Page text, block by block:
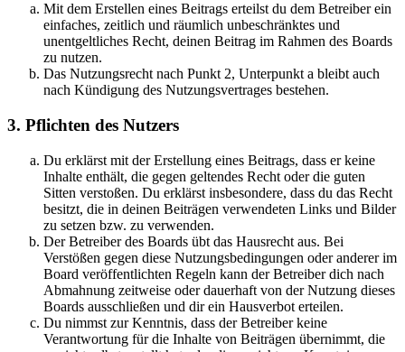
Mit dem Erstellen eines Beitrags erteilst du dem Betreiber ein
einfaches, zeitlich und räumlich unbeschränktes und
unentgeltliches Recht, deinen Beitrag im Rahmen des Boards
zu nutzen.
Das Nutzungsrecht nach Punkt 2, Unterpunkt a bleibt auch
nach Kündigung des Nutzungsvertrages bestehen.
3. Pflichten des Nutzers
Du erklärst mit der Erstellung eines Beitrags, dass er keine
Inhalte enthält, die gegen geltendes Recht oder die guten
Sitten verstoßen. Du erklärst insbesondere, dass du das Recht
besitzt, die in deinen Beiträgen verwendeten Links und Bilder
zu setzen bzw. zu verwenden.
Der Betreiber des Boards übt das Hausrecht aus. Bei
Verstößen gegen diese Nutzungsbedingungen oder anderer im
Board veröffentlichten Regeln kann der Betreiber dich nach
Abmahnung zeitweise oder dauerhaft von der Nutzung dieses
Boards ausschließen und dir ein Hausverbot erteilen.
Du nimmst zur Kenntnis, dass der Betreiber keine
Verantwortung für die Inhalte von Beiträgen übernimmt, die